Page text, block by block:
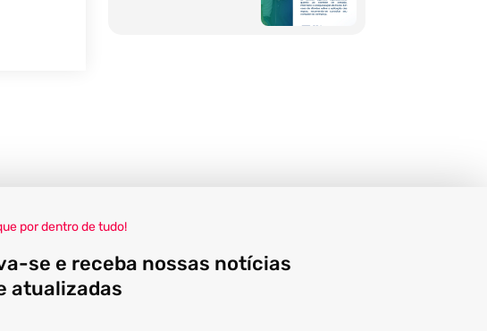
por dentro de tudo!
se e receba nossas notícias
atualizadas